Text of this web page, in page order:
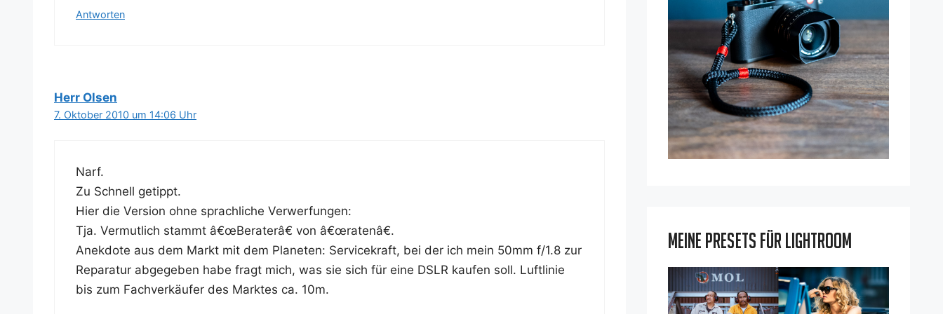
Antworten
Herr Olsen
7. Oktober 2010 um 14:06 Uhr
Narf.
Zu Schnell getippt.
Hier die Ver­si­on ohne sprach­li­che Verwerfungen:
Tja. Ver­mut­lich stammt â€œBeraterâ€ von â€œratenâ€.
Anek­do­te aus dem Markt mit dem Pla­ne­ten: Ser­vice­kraft, bei der ich mein 50mm f/1.8 zur
Repa­ra­tur abge­ge­ben habe fragt mich, was sie sich für eine DSLR kau­fen soll. Luft­li­nie
bis zum Fach­ver­käu­fer des Mark­tes ca. 10m.
Meine Presets für Lightroom